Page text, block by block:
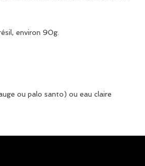
environ 90g.
ou palo santo) ou eau claire